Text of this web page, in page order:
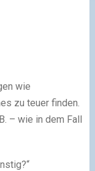
wie
zu teuer finden.
– wie in dem Fall